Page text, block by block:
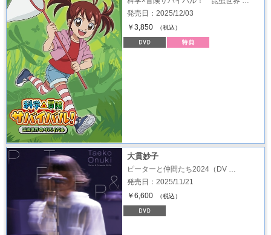
発売日：2025/12/03
￥3,850
（税込）
大貫妙子
ピーターと仲間たち2024（DV …
発売日：2025/11/21
￥6,600
（税込）